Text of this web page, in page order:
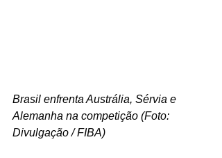
Brasil enfrenta Austrália, Sérvia e
Alemanha na competição (Foto:
Divulgação / FIBA)